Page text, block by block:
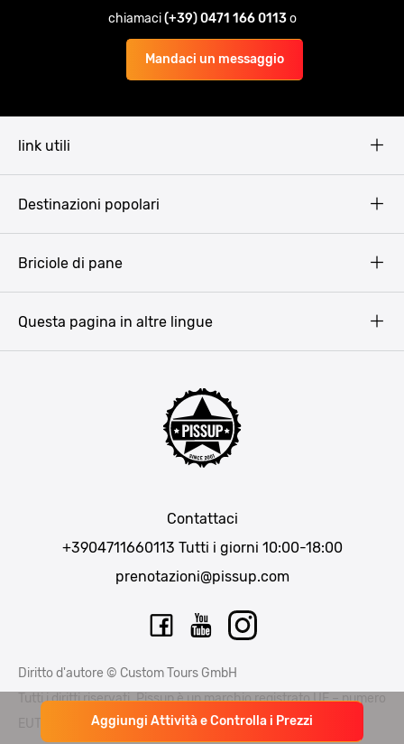
Aggiungi Attività e Controlla i Prezzi
chiamaci(+39) 0471 166 0113o
Mandaci un messaggio
link utili
Destinazioni popolari
Bucarest
Briciole di pane
Contattaci
+3904711660113 Tutti i giorni 10:00-18:00
prenotazioni@pissup.com
Questa pagina in altre lingue
Diritto d'autore © Custom Tours GmbH
Tutti i diritti riservati. Pissup è un marchio registrato UE – numero
EUTM015397706 e EUTM 015397714